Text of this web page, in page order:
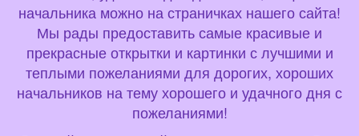
начальника можно на страничках нашего сайта!
Мы рады предоставить самые красивые и
прекрасные открытки и картинки с лучшими и
теплыми пожеланиями для дорогих, хороших
начальников на тему хорошего и удачного дня с
пожеланиями!